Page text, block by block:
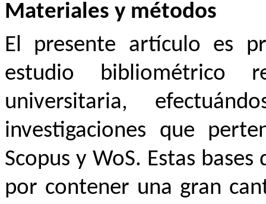
Materiales y métodos
El presente artículo es
estudio bibliométrico
universitaria,
investigaciones que
Scopus y WoS. Estas
por contener una gran